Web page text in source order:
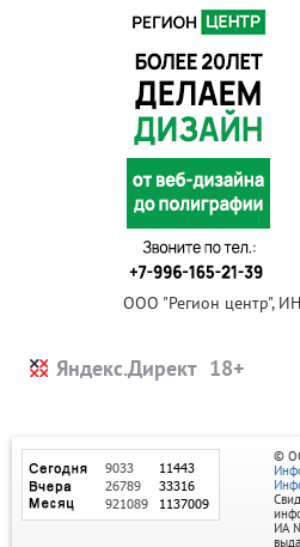
ООО "Регион центр",
Яндекс.Директ
©
ИА